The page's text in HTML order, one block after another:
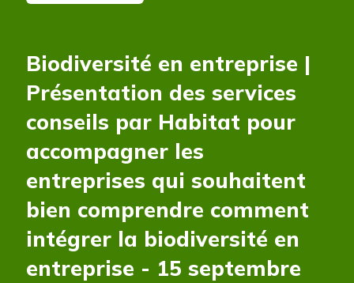
Biodiversité en entreprise |
Présentation des services
conseils par Habitat pour
accompagner les
entreprises qui souhaitent
bien comprendre comment
intégrer la biodiversité en
entreprise - 15 septembre